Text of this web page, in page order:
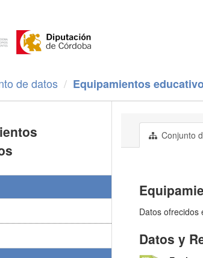
de datos Equipamientos
Conjunto
Datos ofrecidos
Datos y